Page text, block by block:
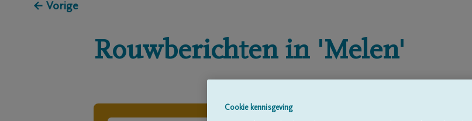
← Vorige
Rouwberichten in 'Melen'
Cookie kennisgeving